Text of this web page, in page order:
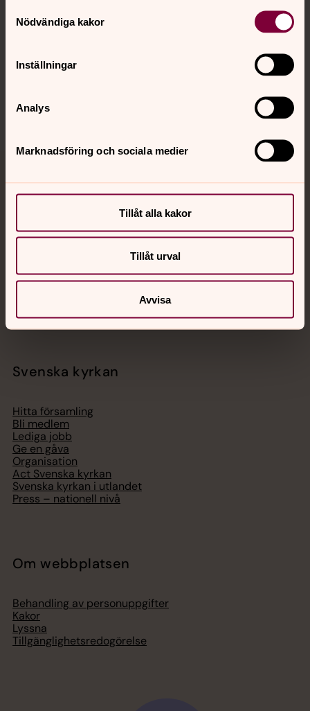
Nödvändiga kakor
Inställningar
Analys
Marknadsföring och sociala medier
Tillåt alla kakor
Tillåt urval
Avvisa
Hitta snabbt
Sociala kanaler
Jourhavande präst
Akut samtals- och krisstöd. Prata eller chatta anonymt
med en präst på kvällar och nätter.
Chatt
Digitalt brev
Svenska kyrkan
Hitta församling
Bli medlem
Lediga jobb
Ge en gåva
Organisation
Act Svenska kyrkan
Svenska kyrkan i utlandet
Press – nationell nivå
Om webbplatsen
Behandling av personuppgifter
Kakor
Lyssna
Tillgänglighetsredogörelse